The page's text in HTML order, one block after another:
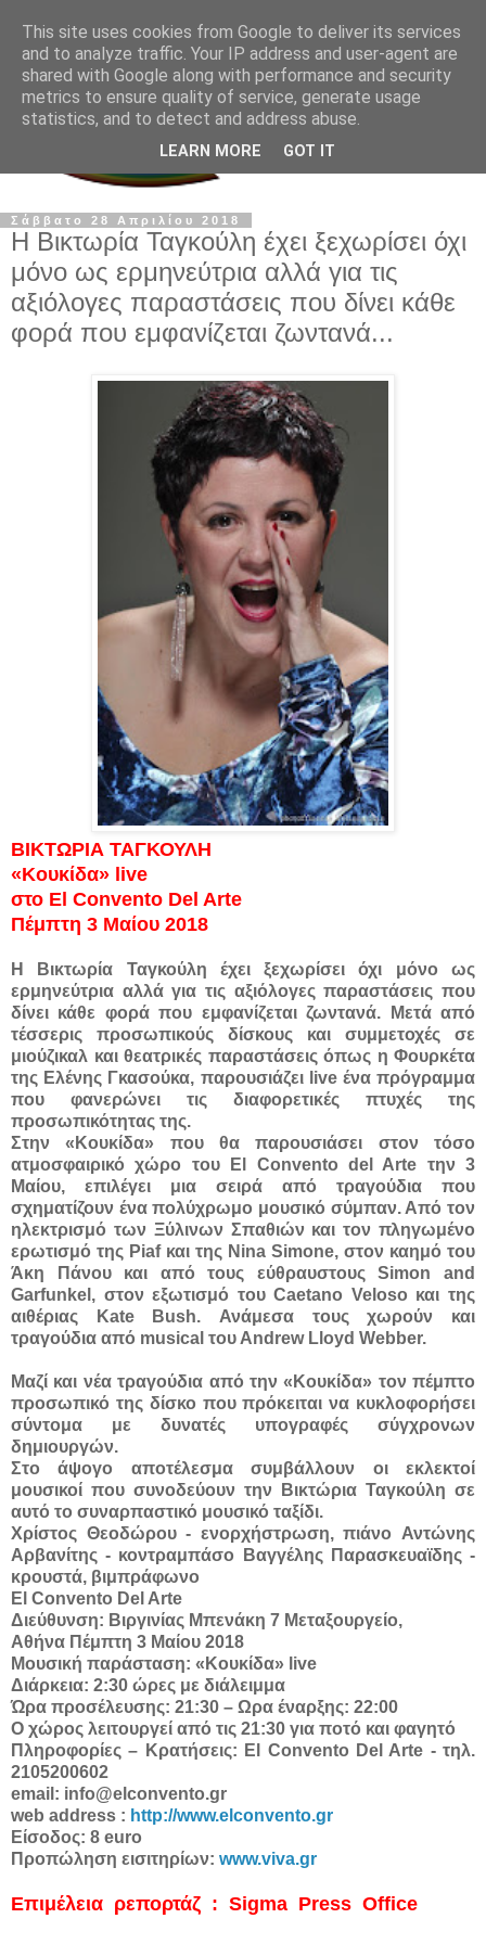
Σάββατο 28 Απριλίου 2018
Η Βικτωρία Ταγκούλη έχει ξεχωρίσει όχι
μόνο ως ερμηνεύτρια αλλά για τις
αξιόλογες παραστάσεις που δίνει κάθε
φορά που εμφανίζεται ζωντανά...
ΒΙΚΤΩΡΙΑ ΤΑΓΚΟΥΛΗ
«Κουκίδα» live
στο El Convento Del Arte
Πέμπτη 3 Μαίου 2018
Η Βικτωρία Ταγκούλη έχει ξεχωρίσει όχι μόνο ως
ερμηνεύτρια αλλά για τις αξιόλογες παραστάσεις που
δίνει κάθε φορά που εμφανίζεται ζωντανά. Μετά από
τέσσερις προσωπικούς δίσκους και συμμετοχές σε
μιούζικαλ και θεατρικές παραστάσεις όπως η Φουρκέτα
της Ελένης Γκασούκα, παρουσιάζει live ένα πρόγραμμα
που φανερώνει τις διαφορετικές πτυχές της
προσωπικότητας της.
Στην «Κουκίδα» που θα παρουσιάσει στον τόσο
ατμοσφαιρικό χώρο του Εl Convento del Arte την 3
Μαίου, επιλέγει μια σειρά από τραγούδια που
σχηματίζουν ένα πολύχρωμο μουσικό σύμπαν. Από τον
ηλεκτρισμό των Ξύλινων Σπαθιών και τον πληγωμένο
ερωτισμό της Piaf και της Nina Simone, στον καημό του
Άκη Πάνου και από τους εύθραυστους Simon and
Garfunkel, στον εξωτισμό του Caetano Veloso και της
αιθέριας Kate Bush. Ανάμεσα τους χωρούν και
τραγούδια από musical του Αndrew Lloyd Webber.
Μαζί και νέα τραγούδια από την «Κουκίδα» τον πέμπτο
προσωπικό της δίσκο που πρόκειται να κυκλοφορήσει
σύντομα με δυνατές υπογραφές σύγχρονων
δημιουργών.
Στο άψογο αποτέλεσμα συμβάλλουν οι εκλεκτοί
μουσικοί που συνοδεύουν την Βικτώρια Ταγκούλη σε
αυτό το συναρπαστικό μουσικό ταξίδι.
Χρίστος Θεοδώρου - ενορχήστρωση, πιάνο Αντώνης
Αρβανίτης - κοντραμπάσο Βαγγέλης Παρασκευαϊδης -
κρουστά, βιμπράφωνο
El Convento Del Arte
Διεύθυνση: Βιργινίας Μπενάκη 7 Μεταξουργείο,
Αθήνα Πέμπτη 3 Μαίου 2018
Μουσική παράσταση: «Κουκίδα» live
Διάρκεια: 2:30 ώρες με διάλειμμα
Ώρα προσέλευσης: 21:30 – Ωρα έναρξης: 22:00
Ο χώρος λειτουργεί από τις 21:30 για ποτό και φαγητό
Πληροφορίες – Κρατήσεις: El Convento Del Arte - τηλ.
2105200602
email: info@elconvento.gr
web address : http://www.elconvento.gr
Είσοδος: 8 euro
Προπώληση εισιτηρίων: www.viva.gr
Επιμέλεια ρεπορτάζ : Sigma Press Office
This site uses cookies from Google to deliver its services
and to analyze traffic. Your IP address and user-agent are
shared with Google along with performance and security
metrics to ensure quality of service, generate usage
statistics, and to detect and address abuse.
LEARN MORE GOT IT